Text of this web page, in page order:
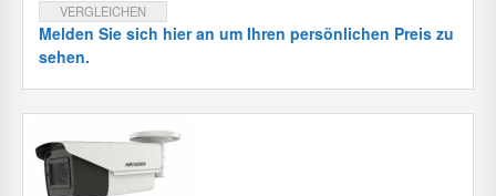
VERGLEICHEN
Melden Sie sich hier an um Ihren persönlichen Preis zu
sehen.